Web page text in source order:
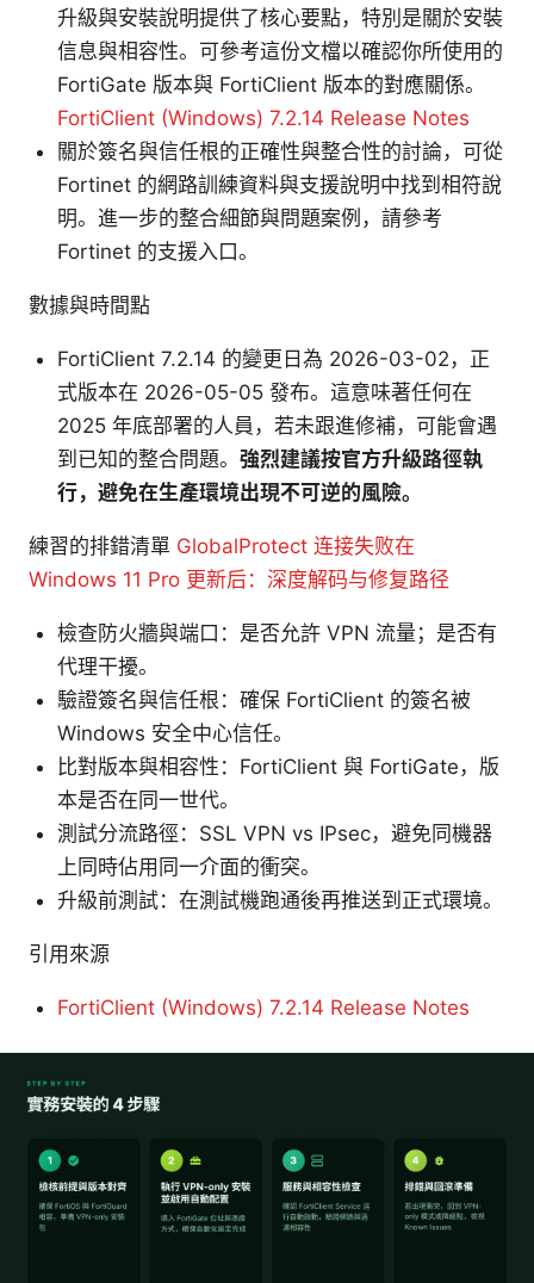
升級與安裝說明提供了核心要點，特別是關於安裝
信息與相容性。可參考這份文檔以確認你所使用的
FortiGate 版本與 FortiClient 版本的對應關係。
FortiClient (Windows) 7.2.14 Release Notes
關於簽名與信任根的正確性與整合性的討論，可從
Fortinet 的網路訓練資料與支援說明中找到相符說
明。進一步的整合細節與問題案例，請參考
Fortinet 的支援入口。
數據與時間點
FortiClient 7.2.14 的變更日為 2026-03-02，正
式版本在 2026-05-05 發布。這意味著任何在
2025 年底部署的人員，若未跟進修補，可能會遇
到已知的整合問題。 強烈建議按官方升級路徑執
行，避免在生產環境出現不可逆的風險。
練習的排錯清單 GlobalProtect 连接失败在
Windows 11 Pro 更新后：深度解码与修复路径
檢查防火牆與端口：是否允許 VPN 流量；是否有
代理干擾。
驗證簽名與信任根：確保 FortiClient 的簽名被
Windows 安全中心信任。
比對版本與相容性：FortiClient 與 FortiGate，版
本是否在同一世代。
測試分流路徑：SSL VPN vs IPsec，避免同機器
上同時佔用同一介面的衝突。
升級前測試：在測試機跑通後再推送到正式環境。
引用來源
FortiClient (Windows) 7.2.14 Release Notes